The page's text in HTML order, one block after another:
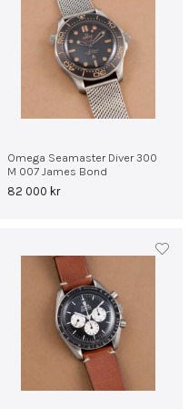
Omega Seamaster Diver 300
M 007 James Bond
82 000 kr